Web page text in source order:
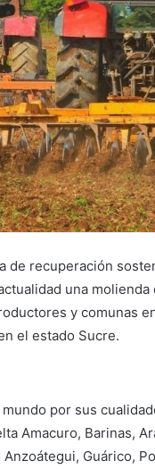
de recuperación
una
y comunas
el estado Sucre.
por sus
Amacuro, Barinas,
Guárico,